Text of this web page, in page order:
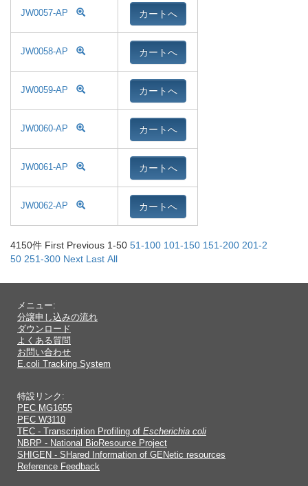
JW0057-AP カートへ
JW0058-AP カートへ
JW0059-AP カートへ
JW0060-AP カートへ
JW0061-AP カートへ
JW0062-AP カートへ
4150件 First Previous 1-50 51-100 101-150 151-200 201-2
50 251-300 Next Last All
メニュー:
分譲申し込みの流れ
ダウンロード
よくある質問
お問い合わせ
E.coli Tracking System
特設リンク:
PEC MG1655
PEC W3110
TEC - Transcription Profiling of Escherichia coli
NBRP - National BioResource Project
SHIGEN - SHared Information of GENetic resources
Reference Feedback